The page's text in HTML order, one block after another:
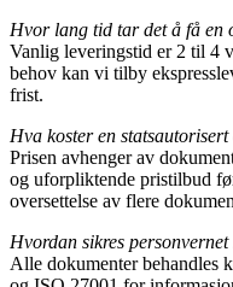
Hvor lang tid tar det å få en
Vanlig leveringstid er 2 til 4
behov kan vi tilby
frist.
Hva koster en
Prisen avhenger av
og uforpliktende pristilbud
oversettelse av flere
Hvordan sikres
Alle dokumenter behandles